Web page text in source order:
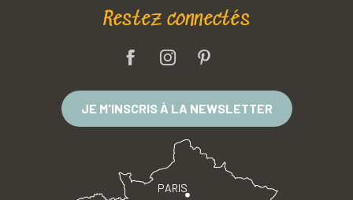
Restez connectés
JE M'INSCRIS À LA NEWSLETTER
PARIS